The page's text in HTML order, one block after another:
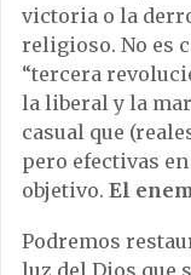
victoria o la
religioso. No es
“tercera
la liberal y la
casual que
pero efectivas
objetivo. El
Podremos
luz del Dios que